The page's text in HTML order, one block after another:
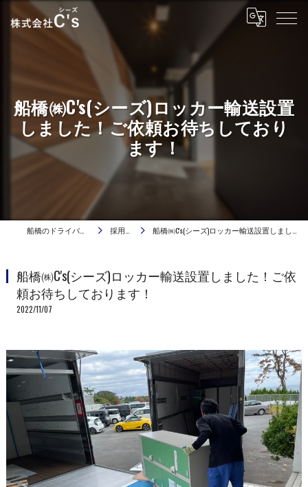
船橋㈱C's(シーズ)ロッカー輸送設置
しました！ご依頼お待ちしており
ます！
船橋のドライバーは株式会社C's 採用ブログ 船橋㈱C's(シーズ)ロッカー輸送設置しました！ご依頼お待ちしております！
船橋㈱C's(シーズ)ロッカー輸送設置しました！ご依
頼お待ちしております！
2022/11/07